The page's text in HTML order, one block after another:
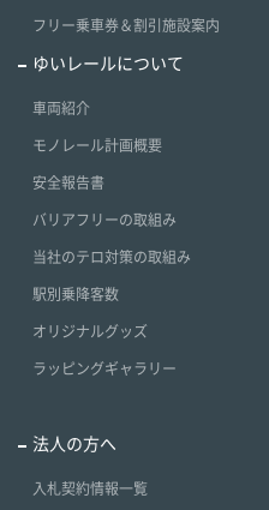
フリー乗車券＆割引施設案内
ゆいレールについて
車両紹介
モノレール計画概要
安全報告書
バリアフリーの取組み
当社のテロ対策の取組み
駅別乗降客数
オリジナルグッズ
ラッピングギャラリー
法人の方へ
入札契約情報一覧